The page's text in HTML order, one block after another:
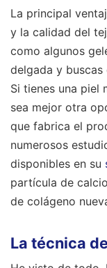
La principal
y la calidad del
como algunos
delgada y
Si tienes una piel
sea mejor otra
que fabrica el
numerosos
disponibles en su
partícula de
de colágeno
La técnica